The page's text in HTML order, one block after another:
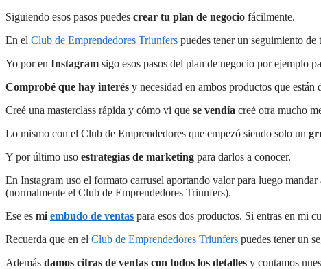
Siguiendo esos pasos puedes crear tu plan de negocio fácilmente.
En el Club de Emprendedores Triunfers puedes tener un seguimiento
Yo por en Instagram sigo esos pasos del plan de negocio por ejemplo
Comprobé que hay interés y necesidad en ambos productos que están
Creé una masterclass rápida y cómo vi que se vendía creé otra mucho
Lo mismo con el Club de Emprendedores que empezó siendo solo un
Y por último uso estrategias de marketing para darlos a conocer.
En Instagram uso el formato carrusel aportando valor para luego mandar
(normalmente el Club de Emprendedores Triunfers).
Ese es mi embudo de ventas para esos dos productos. Si entras en mi
Recuerda que en el Club de Emprendedores Triunfers puedes tener un
Además damos cifras de ventas con todos los detalles y contamos